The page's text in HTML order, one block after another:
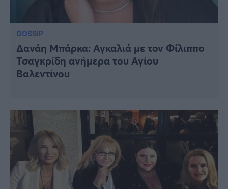
GOSSIP
Δανάη Μπάρκα: Αγκαλιά με τον Φίλιππο
Τσαγκρίδη ανήμερα του Αγίου
Βαλεντίνου